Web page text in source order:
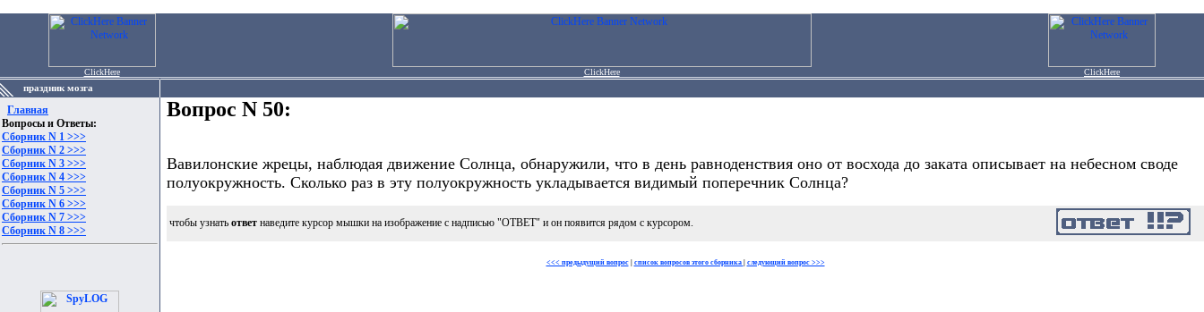
ClickHere ClickHere
ClickHere
праздник мозга
Главная
Вопросы и Ответы:
Сборник N 1 >>>
Сборник N 2 >>>
Сборник N 3 >>>
Сборник N 4 >>>
Сборник N 5 >>>
Сборник N 6 >>>
Сборник N 7 >>>
Сборник N 8 >>>
Вопрос N 50:
Вавилонские жрецы, наблюдая движение Солнца, обнаружили, что в день равноденствия оно от восхода до заката описывает на небесном своде
полуокружность. Сколько раз в эту полуокружность укладывается видимый поперечник Солнца?
чтобы узнать ответ наведите курсор мышки на изображение с надписью "ОТВЕТ" и он появится рядом с курсором.
<<< предыдущий вопрос| список вопросов этого сборника следующий вопрос >>>